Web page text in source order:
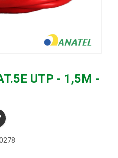
UTP - 1,5M -